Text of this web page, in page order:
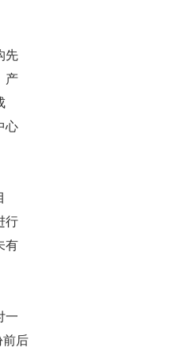
先
产
心
行
有
一
后